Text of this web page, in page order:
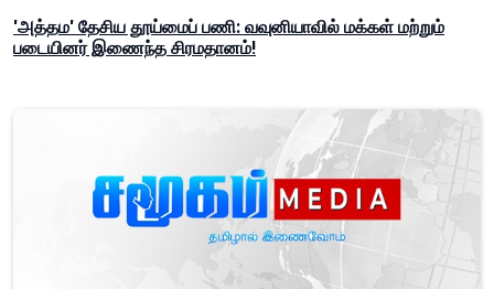
'அத்தம' தேசிய தூய்மைப் பணி: வவுனியாவில் மக்கள் மற்றும்
படையினர் இணைந்த சிரமதானம்!